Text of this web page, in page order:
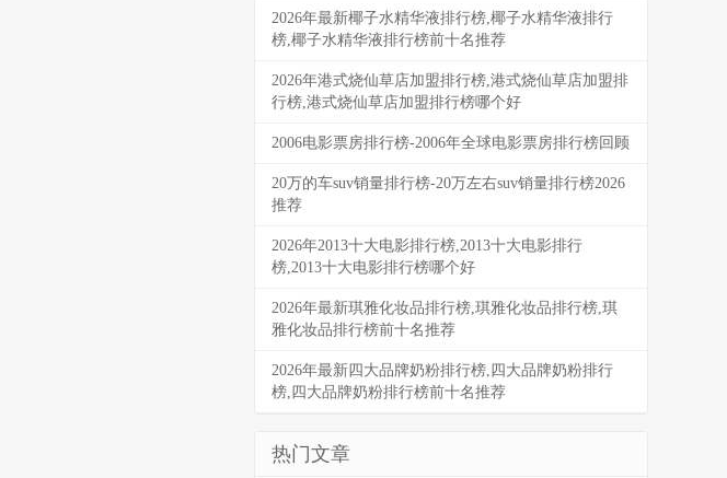
2026年最新椰子水精华液排行榜,椰子水精华液排行
榜,椰子水精华液排行榜前十名推荐
2026年港式烧仙草店加盟排行榜,港式烧仙草店加盟排
行榜,港式烧仙草店加盟排行榜哪个好
2006电影票房排行榜-2006年全球电影票房排行榜回顾
20万的车suv销量排行榜-20万左右suv销量排行榜2026
推荐
2026年2013十大电影排行榜,2013十大电影排行
榜,2013十大电影排行榜哪个好
2026年最新琪雅化妆品排行榜,琪雅化妆品排行榜,琪
雅化妆品排行榜前十名推荐
2026年最新四大品牌奶粉排行榜,四大品牌奶粉排行
榜,四大品牌奶粉排行榜前十名推荐
热门文章